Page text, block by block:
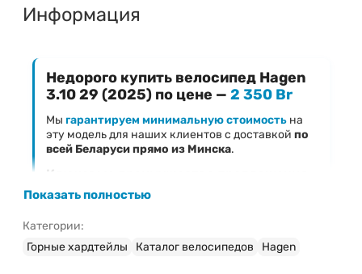
Информация
Недорого купить велосипед Hagen
3.10 29 (2025) по цене — 2 350 Br
Мы гарантируем минимальную стоимость на
эту модель для наших клиентов с доставкой по
всей Беларуси прямо из Минска.
Ключевые преимущества предложения
Фиксированная низкая цена
29 (2025)
Быстрая доставкав любой регион Беларуси
Показать полностью
Категории:
Горные хардтейлы
Каталог велосипедов Hagen